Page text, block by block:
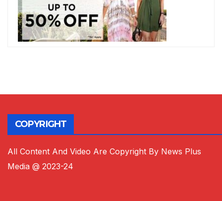
COPYRIGHT
All Content And Video Are Copyright By News Plus
Media @ 2023-24